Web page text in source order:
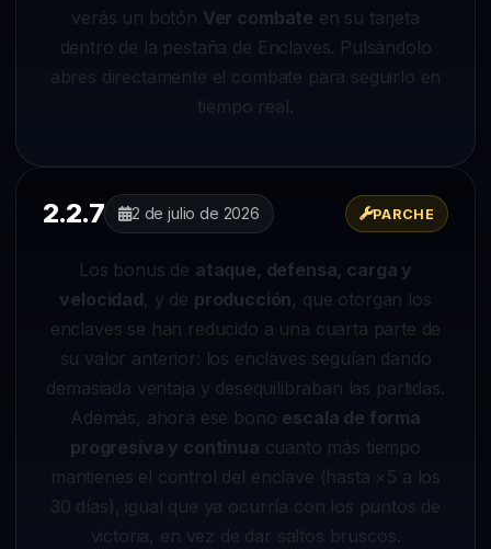
verás un botón Ver combate en su tarjeta
dentro de la pestaña de Enclaves. Pulsándolo
abres directamente el combate para seguirlo en
tiempo real.
2.2.7 2 de julio de 2026 PARCHE
Los bonus de ataque, defensa, carga y
velocidad, y de producción, que otorgan los
enclaves se han reducido a una cuarta parte de
su valor anterior: los enclaves seguían dando
demasiada ventaja y desequilibraban las partidas.
Además, ahora ese bono escala de forma
progresiva y continua cuanto más tiempo
mantienes el control del enclave (hasta ×5 a los
30 días), igual que ya ocurría con los puntos de
victoria, en vez de dar saltos bruscos.